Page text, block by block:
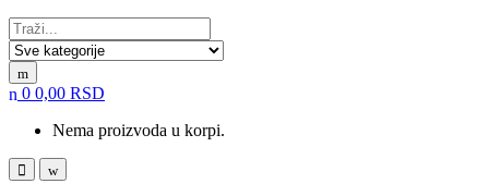
Search
for:
0 0,00 RSD
Nema proizvoda u korpi.